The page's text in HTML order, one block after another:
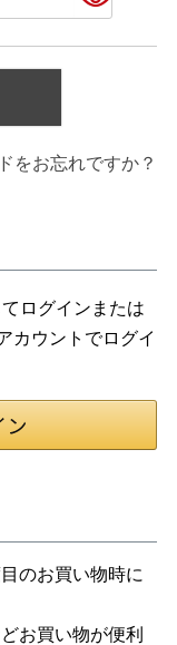
をお忘れですか？
ログインまたは
カウントでログイ
のお買い物時に
お買い物が便利